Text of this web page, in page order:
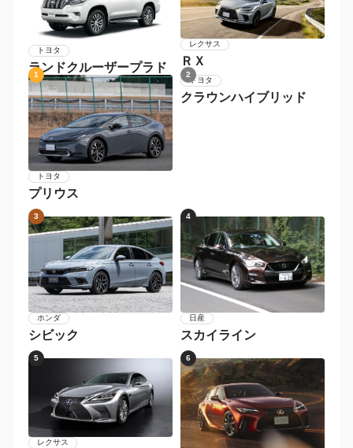
トヨタ
ランドクルーザープラド
レクサス
ＲＸ
1
トヨタ
プリウス
2
3
ホンダ
シビック
4
日産
スカイライン
5
レクサス
6